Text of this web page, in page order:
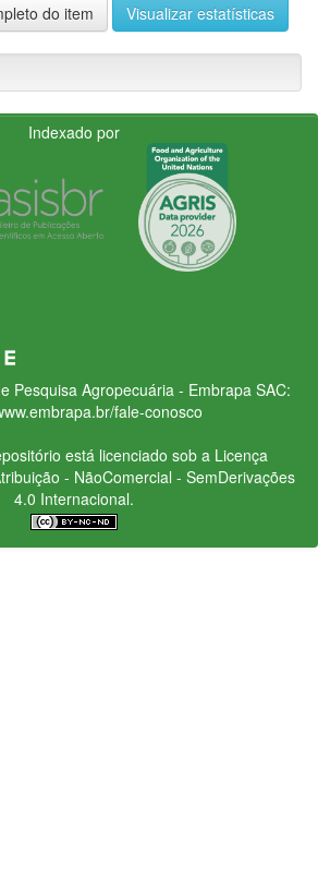
do item Visualizar estatísticas
Indexado por
Pesquisa Agropecuária - Embrapa SAC:
fale-conosco
está licenciado sob a Licença
- NãoComercial - SemDerivações
4.0 Internacional.